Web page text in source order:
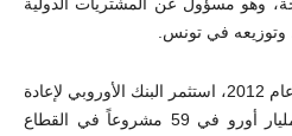
وتوزيعه في تونس.
ومنذ بدء عملياته في تونس في عام 2012، استثمر البنك الأوروبي لإعادة
الإعمار والتنمية أكثر من 1.5 مليار أورو في 59 مشروعاً في القطاع